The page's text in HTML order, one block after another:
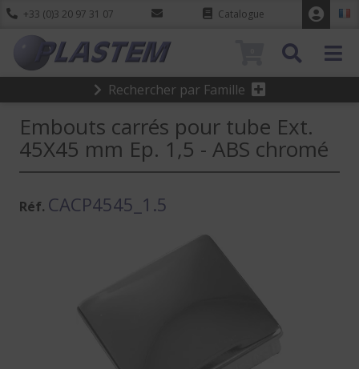
+33 (0)3 20 97 31 07 Catalogue
Rechercher par Famille
Embouts carrés pour tube Ext.
45X45 mm Ep. 1,5 - ABS chromé
Réf. CACP4545_1.5